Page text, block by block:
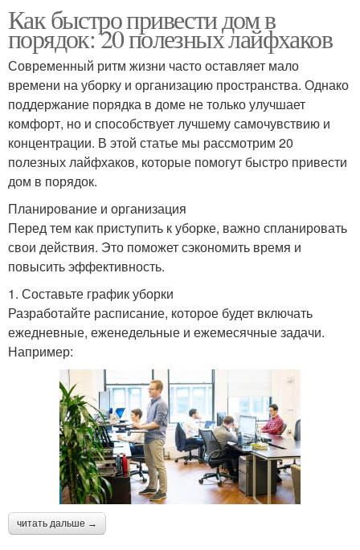
Как быстро привести дом в
порядок: 20 полезных лайфхаков
Современный ритм жизни часто оставляет мало
времени на уборку и организацию пространства. Однако
поддержание порядка в доме не только улучшает
комфорт, но и способствует лучшему самочувствию и
концентрации. В этой статье мы рассмотрим 20
полезных лайфхаков, которые помогут быстро привести
дом в порядок.
Планирование и организация
Перед тем как приступить к уборке, важно спланировать
свои действия. Это поможет сэкономить время и
повысить эффективность.
1. Составьте график уборки
Разработайте расписание, которое будет включать
ежедневные, еженедельные и ежемесячные задачи.
Например:
читать дальше →